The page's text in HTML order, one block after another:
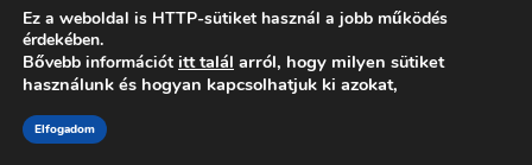
Ingatlan Lábatlan, Dózsa Gy. út
115/B.
Ez a weboldal is HTTP-sütiket használ a jobb működés
érdekében.
Bővebb információt itt talál arról, hogy milyen sütiket
használunk és hogyan kapcsolhatjuk ki azokat,
Elfogadom